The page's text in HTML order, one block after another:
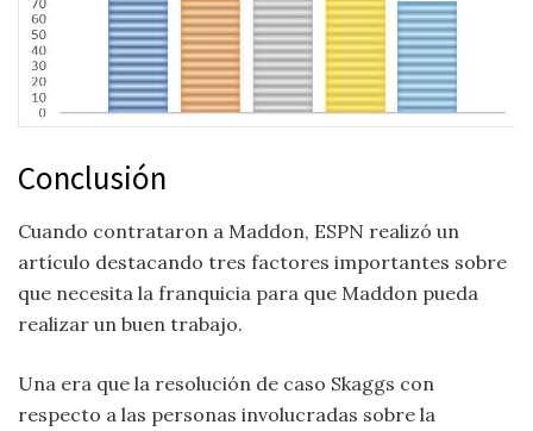
Conclusión
Cuando contrataron a Maddon, ESPN realizó un
artículo destacando tres factores importantes sobre
que necesita la franquicia para que Maddon pueda
realizar un buen trabajo.
Una era que la resolución de caso Skaggs con
respecto a las personas involucradas sobre la